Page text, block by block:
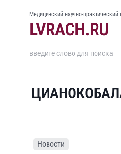
Медицинский научно-практический
Новости